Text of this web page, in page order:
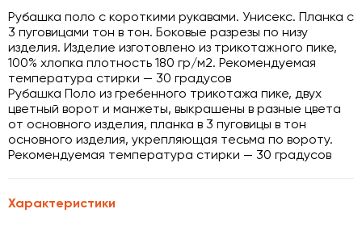
Рубашка поло с короткими рукавами. Унисекс. Планка с
3 пуговицами тон в тон. Боковые разрезы по низу
изделия. Изделие изготовлено из трикотажного пике,
100% хлопка плотность 180 гр/м2. Рекомендуемая
температура стирки — 30 градусов
Рубашка Поло из гребенного трикотажа пике, двух
цветный ворот и манжеты, выкрашены в разные цвета
от основного изделия, планка в 3 пуговицы в тон
основного изделия, укрепляющая тесьма по вороту.
Рекомендуемая температура стирки — 30 градусов
Характеристики